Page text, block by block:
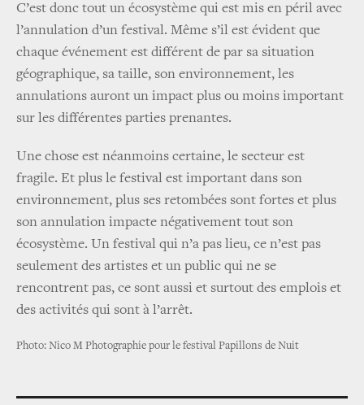
C’est donc tout un écosystème qui est mis en péril avec
l’annulation d’un festival. Même s’il est évident que
chaque événement est différent de par sa situation
géographique, sa taille, son environnement, les
annulations auront un impact plus ou moins important
sur les différentes parties prenantes.
Une chose est néanmoins certaine, le secteur est
fragile. Et plus le festival est important dans son
environnement, plus ses retombées sont fortes et plus
son annulation impacte négativement tout son
écosystème. Un festival qui n’a pas lieu, ce n’est pas
seulement des artistes et un public qui ne se
rencontrent pas, ce sont aussi et surtout des emplois et
des activités qui sont à l’arrêt.
Photo: Nico M Photographie pour le festival Papillons de Nuit